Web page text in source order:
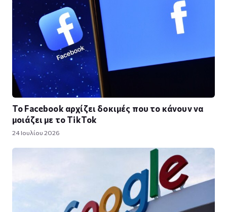
Το Facebook αρχίζει δοκιμές που το κάνουν να
μοιάζει με το TikTok
24 Ιουλίου 2026